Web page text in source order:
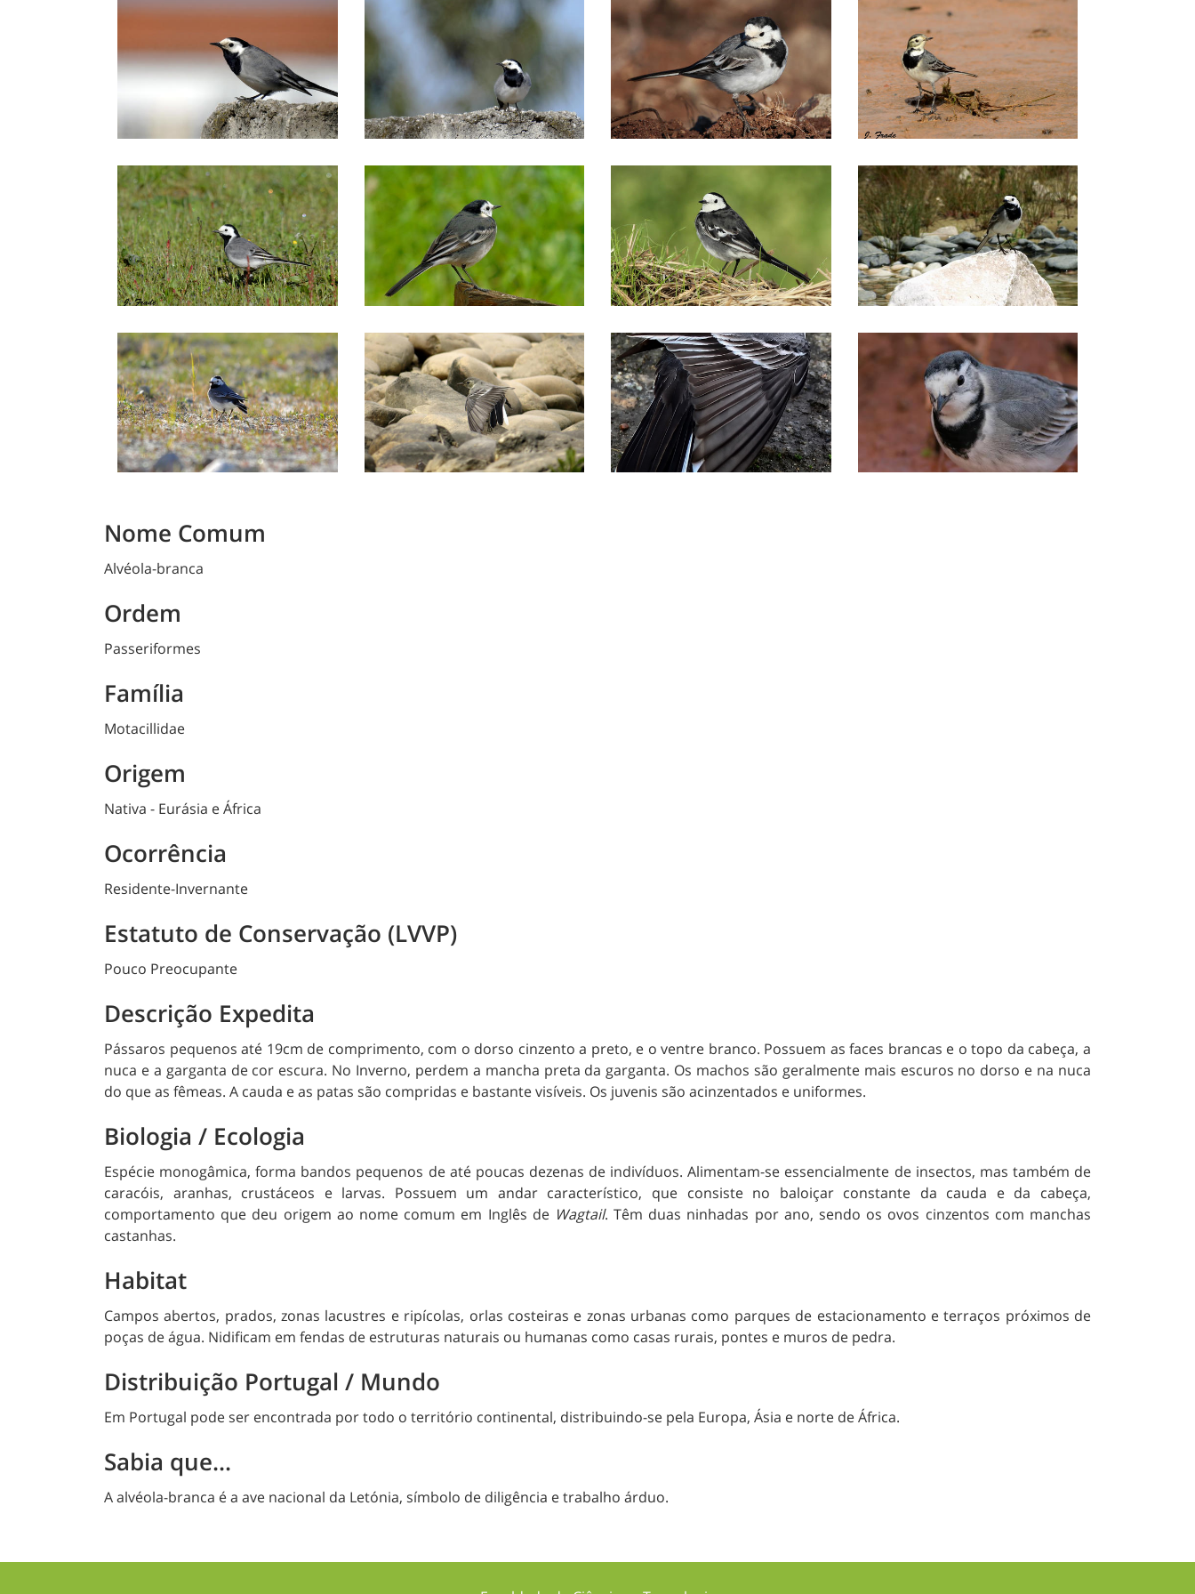
Nome Comum
Alvéola-branca
Ordem
Passeriformes
Família
Motacillidae
Origem
Nativa - Eurásia e África
Ocorrência
Residente-Invernante
Estatuto de Conservação (LVVP)
Pouco Preocupante
Descrição Expedita
Pássaros pequenos até 19cm de comprimento, com o dorso cinzento a preto, e o ventre branco. Possuem as faces brancas e o topo da cabeça, a
nuca e a garganta de cor escura. No Inverno, perdem a mancha preta da garganta. Os machos são geralmente mais escuros no dorso e na nuca
do que as fêmeas. A cauda e as patas são compridas e bastante visíveis. Os juvenis são acinzentados e uniformes.
Biologia / Ecologia
Espécie monogâmica, forma bandos pequenos de até poucas dezenas de indivíduos. Alimentam-se essencialmente de insectos, mas também de
caracóis, aranhas, crustáceos e larvas. Possuem um andar característico, que consiste no baloiçar constante da cauda e da cabeça,
comportamento que deu origem ao nome comum em Inglês de Wagtail. Têm duas ninhadas por ano, sendo os ovos cinzentos com manchas
castanhas.
Habitat
Campos abertos, prados, zonas lacustres e ripícolas, orlas costeiras e zonas urbanas como parques de estacionamento e terraços próximos de
poças de água. Nidificam em fendas de estruturas naturais ou humanas como casas rurais, pontes e muros de pedra.
Distribuição Portugal / Mundo
Em Portugal pode ser encontrada por todo o território continental, distribuindo-se pela Europa, Ásia e norte de África.
Sabia que...
A alvéola-branca é a ave nacional da Letónia, símbolo de diligência e trabalho árduo.